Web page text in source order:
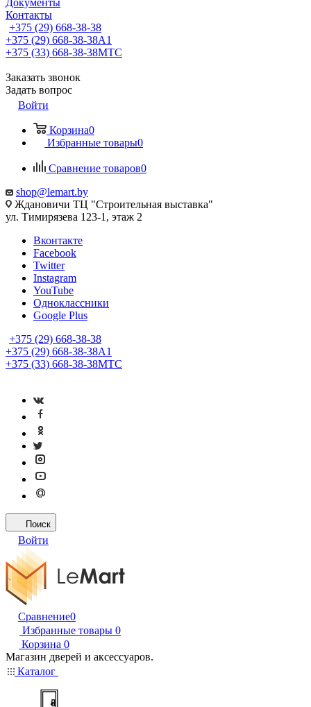
Документы
Контакты
+375 (29) 668-38-38
+375 (29) 668-38-38A1
+375 (33) 668-38-38МТС
Заказать звонок
Задать вопрос
Войти
Корзина0
Избранные товары0
Сравнение товаров0
shop@lemart.by
Ждановичи ТЦ "Строительная выставка"
ул. Тимирязева 123-1, этаж 2
Вконтакте
Facebook
Twitter
Instagram
YouTube
Одноклассники
Google Plus
+375 (29) 668-38-38
+375 (29) 668-38-38A1
+375 (33) 668-38-38МТС
Поиск
Войти
Сравнение0
Избранные товары 0
Корзина 0
Магазин дверей и аксессуаров.
Каталог